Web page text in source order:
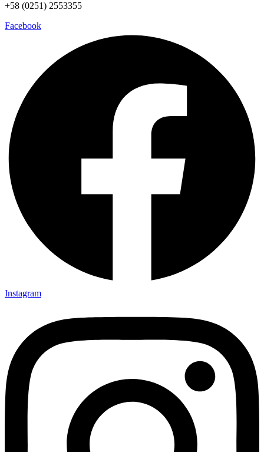
+58 (0251) 2553355
Facebook
Instagram